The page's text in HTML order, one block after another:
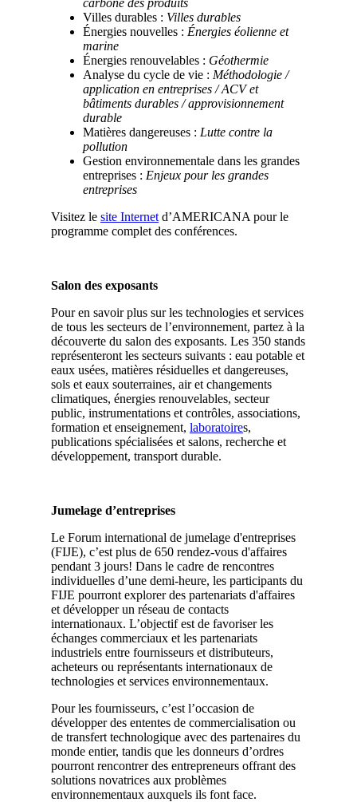
Villes durables : Villes durables
Énergies nouvelles : Énergies éolienne et
marine
Énergies renouvelables : Géothermie
Analyse du cycle de vie : Méthodologie /
application en entreprises / ACV et
bâtiments durables / approvisionnement
durable
Matières dangereuses : Lutte contre la
pollution
Gestion environnementale dans les grandes
entreprises : Enjeux pour les grandes
entreprises
Visitez le site Internet d’AMERICANA pour le
programme complet des conférences.
Salon des exposants
Pour en savoir plus sur les technologies et services
de tous les secteurs de l’environnement, partez à la
découverte du salon des exposants. Les 350 stands
représenteront les secteurs suivants : eau potable et
eaux usées, matières résiduelles et dangereuses,
sols et eaux souterraines, air et changements
climatiques, énergies renouvelables, secteur
public, instrumentations et contrôles, associations,
formation et enseignement, laboratoires,
publications spécialisées et salons, recherche et
développement, transport durable.
Jumelage d’entreprises
Le Forum international de jumelage d'entreprises
(FIJE), c’est plus de 650 rendez-vous d'affaires
pendant 3 jours! Dans le cadre de rencontres
individuelles d’une demi-heure, les participants du
FIJE pourront explorer des partenariats d'affaires
et développer un réseau de contacts
internationaux. L’objectif est de favoriser les
échanges commerciaux et les partenariats
industriels entre fournisseurs et distributeurs,
acheteurs ou représentants internationaux de
technologies et services environnementaux.
Pour les fournisseurs, c’est l’occasion de
développer des ententes de commercialisation ou
de transfert technologique avec des partenaires du
monde entier, tandis que les donneurs d’ordres
pourront rencontrer des entrepreneurs offrant des
solutions novatrices aux problèmes
environnementaux auxquels ils font face.